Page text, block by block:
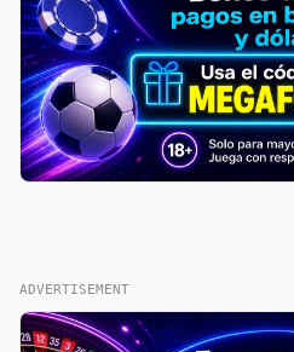
ADVERTISEMENT